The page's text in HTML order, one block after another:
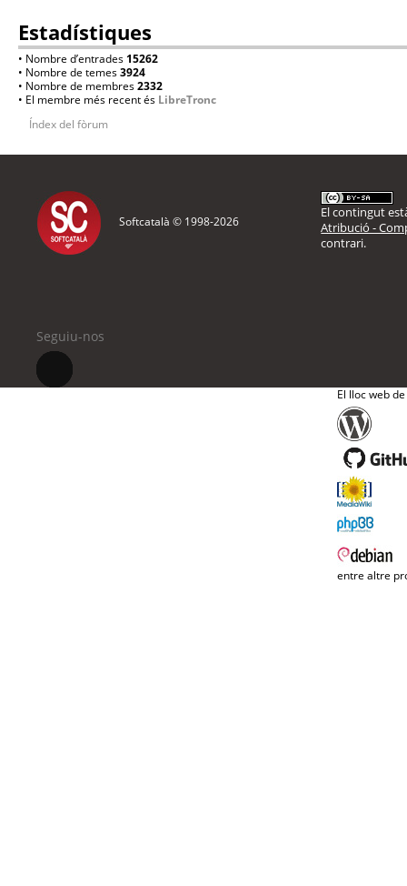
Estadístiques
• Nombre d’entrades 15262
• Nombre de temes3924
• Nombre de membres2332
• El membre més recent és LibreTronc
Índex del fòrum
Softcatalà © 1998-2026
El contingut
Atribució -
contrari.
Seguiu-nos
El lloc web
entre altre